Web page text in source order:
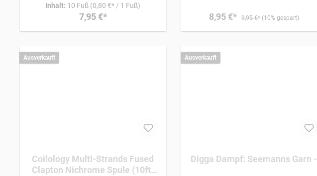
Inhalt: 10 Fuß (0,80 €* / 1 Fuß)
7,95 €* 8,95 €* 9,95 €* (10% gespart)
Ausverkauft
Coilology Multi-Strands Fused
Clapton Nichrome Spule (10ft)
Ausverkauft
Digga Dampf: Seemanns Garn -